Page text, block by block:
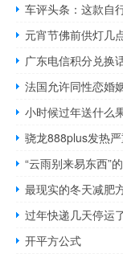
车评头条：这款自
元宵节佛前供灯几
广东电信积分兑换
法国允许同性恋婚
小时候过年送什么
骁龙888plus发热
“云雨别来易东西”
最现实的冬天减肥
过年快递几天停运
开平方公式